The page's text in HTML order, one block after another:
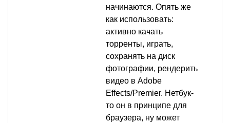
начинаются. Опять же
как использовать:
активно качать
торренты, играть,
сохранять на диск
фотографии, рендерить
видео в Adobe
Effects/Premier. Нетбук-
то он в принципе для
браузера, ну может